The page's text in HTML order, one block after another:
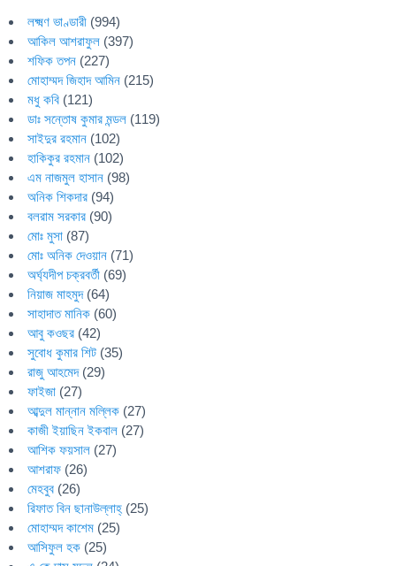
লক্ষ্মণ ভাণ্ডারী (994)
আকিল আশরাফুল (397)
শফিক তপন (227)
মোহাম্মদ জিহাদ আমিন (215)
মধু কবি (121)
ডাঃ সন্তোষ কুমার মন্ডল (119)
সাইদুর রহমান (102)
হাকিকুর রহমান (102)
এম নাজমুল হাসান (98)
অনিক শিকদার (94)
বলরাম সরকার (90)
মোঃ মুসা (87)
মোঃ অনিক দেওয়ান (71)
অর্ঘ্যদীপ চক্রবর্তী (69)
নিয়াজ মাহমুদ(64)
সাহাদাত মানিক (60)
আবু কওছর (42)
সুবোধ কুমার শিট (35)
রাজু আহমেদ(29)
ফাইজা (27)
আব্দুল মান্নান মল্লিক (27)
কাজী ইয়াছিন ইকবাল (27)
আশিক ফয়সাল (27)
আশরাফ (26)
মেহবুব (26)
রিফাত বিন ছানাউল্লাহ্ (25)
মোহাম্মদ কাশেম (25)
আসিফুল হক (25)